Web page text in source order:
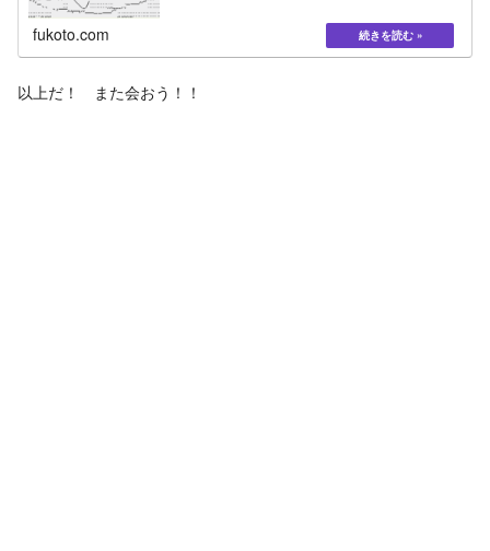
fukoto.com
以上だ！ また会おう！！